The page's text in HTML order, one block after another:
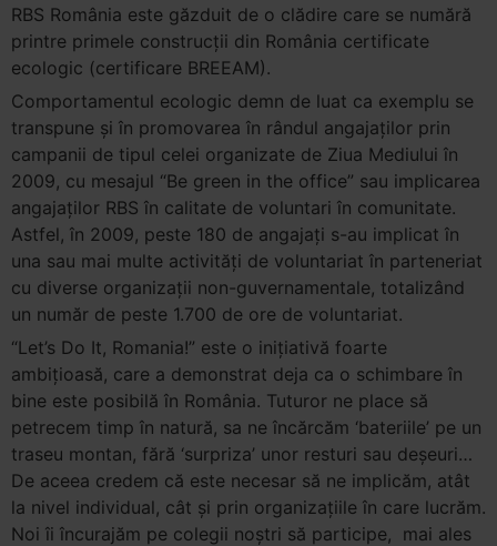
RBS România este găzduit de o clădire care se numără
printre primele construcţii din România certificate
ecologic (certificare BREEAM).
Comportamentul ecologic demn de luat ca exemplu se
transpune şi în promovarea în rândul angajaţilor prin
campanii de tipul celei organizate de Ziua Mediului în
2009, cu mesajul “Be green in the office” sau implicarea
angajaţilor RBS în calitate de voluntari în comunitate.
Astfel, în 2009, peste 180 de angajaţi s-au implicat în
una sau mai multe activităţi de voluntariat în parteneriat
cu diverse organizaţii non-guvernamentale, totalizând
un număr de peste 1.700 de ore de voluntariat.
“Let’s Do It, Romania!” este o iniţiativă foarte
ambiţioasă, care a demonstrat deja ca o schimbare în
bine este posibilă în România. Tuturor ne place să
petrecem timp în natură, sa ne încărcăm ‘bateriile’ pe un
traseu montan, fără ‘surpriza’ unor resturi sau deşeuri…
De aceea credem că este necesar să ne implicăm, atât
la nivel individual, cât şi prin organizaţiile în care lucrăm.
Noi îi încurajăm pe colegii noştri să participe, mai ales